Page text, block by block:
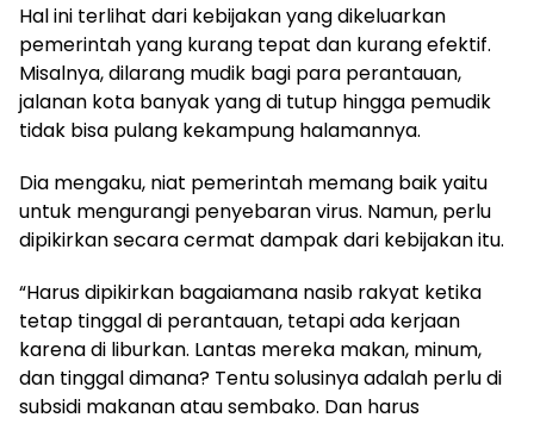
Hal ini terlihat dari kebijakan yang dikeluarkan
pemerintah yang kurang tepat dan kurang efektif.
Misalnya, dilarang mudik bagi para perantauan,
jalanan kota banyak yang di tutup hingga pemudik
tidak bisa pulang kekampung halamannya.
Dia mengaku, niat pemerintah memang baik yaitu
untuk mengurangi penyebaran virus. Namun, perlu
dipikirkan secara cermat dampak dari kebijakan itu.
“Harus dipikirkan bagaiamana nasib rakyat ketika
tetap tinggal di perantauan, tetapi ada kerjaan
karena di liburkan. Lantas mereka makan, minum,
dan tinggal dimana? Tentu solusinya adalah perlu di
subsidi makanan atau sembako. Dan harus